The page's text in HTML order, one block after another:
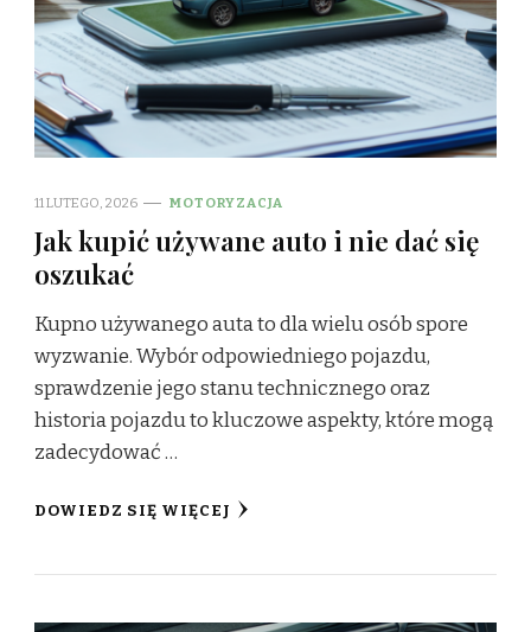
11 LUTEGO, 2026 MOTORYZACJA
Jak kupić używane auto i nie dać się
oszukać
Kupno używanego auta to dla wielu osób spore
wyzwanie. Wybór odpowiedniego pojazdu,
sprawdzenie jego stanu technicznego oraz
historia pojazdu to kluczowe aspekty, które mogą
zadecydować …
DOWIEDZ SIĘ WIĘCEJ